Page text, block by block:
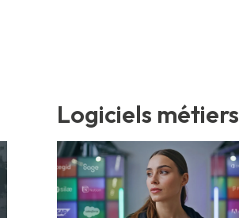
Logiciels métiers